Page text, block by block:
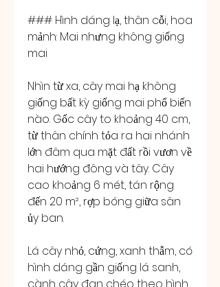
### Hình dáng lạ, thân cỗi, hoa
mảnh: Mai nhưng không giống
mai
Nhìn từ xa, cây mai hạ không
giống bất kỳ giống mai phổ biến
nào. Gốc cây to khoảng 40 cm,
từ thân chính tỏa ra hai nhánh
lớn đâm qua mặt đất rồi vươn về
hai hướng đông và tây. Cây
cao khoảng 6 mét, tán rộng
đến 20 m², rợp bóng giữa sân
ủy ban.
Lá cây nhỏ, cứng, xanh thẫm, có
hình dáng gần giống lá sanh,